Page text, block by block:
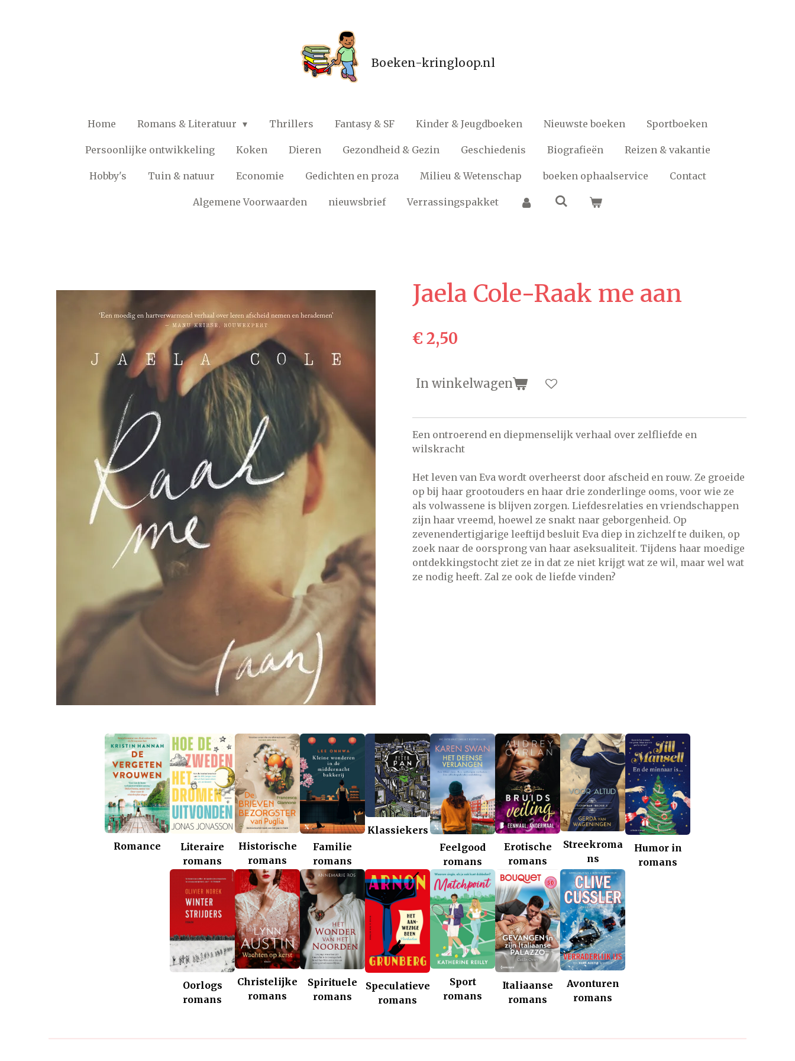
Boeken-kringloop.nl
Home Romans & Literatuur Thrillers Fantasy & SF Kinder & Jeugdboeken Nieuwste boeken Sportboeken
Persoonlijke ontwikkeling Koken Dieren Gezondheid & Gezin Geschiedenis Biografieën Reizen & vakantie
Hobby's Tuin & natuur Economie Gedichten en proza Milieu & Wetenschap boeken ophaalservice Contact
Algemene Voorwaarden nieuwsbrief Verrassingspakket
Jaela Cole-Raak me aan
€ 2,50
In winkelwagen
Een ontroerend en diepmenselijk verhaal over zelfliefde en
wilskracht
Het leven van Eva wordt overheerst door afscheid en rouw. Ze groeide
op bij haar grootouders en haar drie zonderlinge ooms, voor wie ze
als volwassene is blijven zorgen. Liefdesrelaties en vriendschappen
zijn haar vreemd, hoewel ze snakt naar geborgenheid. Op
zevenendertigjarige leeftijd besluit Eva diep in zichzelf te duiken, op
zoek naar de oorsprong van haar aseksualiteit. Tijdens haar moedige
ontdekkingstocht ziet ze in dat ze niet krijgt wat ze wil, maar wel wat
ze nodig heeft. Zal ze ook de liefde vinden?
Romance
Literaire
romans
Historische
romans
Familie
romans
Klassiekers
Feelgood
romans
Erotische
romans
Streekroma
ns
Humor in
romans
Oorlogs
romans
Christelijke
romans
Spirituele
romans
Speculatieve
romans
Sport
romans
Italiaanse
romans
Avonturen
romans